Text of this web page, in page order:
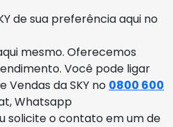
de sua preferência aqui no
mesmo. Oferecemos
Você pode ligar
Vendas da SKY no 0800 600
Whatsapp
solicite o contato em um de